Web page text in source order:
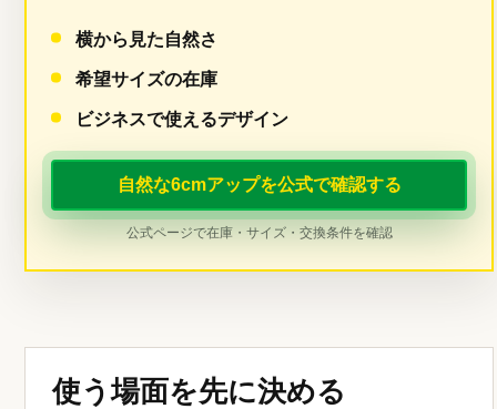
横から見た自然さ
希望サイズの在庫
ビジネスで使えるデザイン
自然な6cmアップを公式で確認する
公式ページで在庫・サイズ・交換条件を確認
使う場面を先に決める